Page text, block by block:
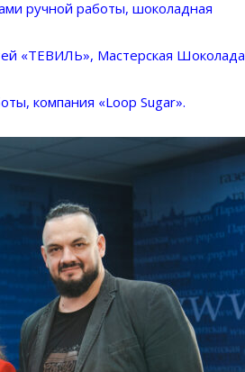
ручной работы, шоколадная
«ТЕВИЛЬ», Мастерская Шоколада
компания «Loop Sugar».